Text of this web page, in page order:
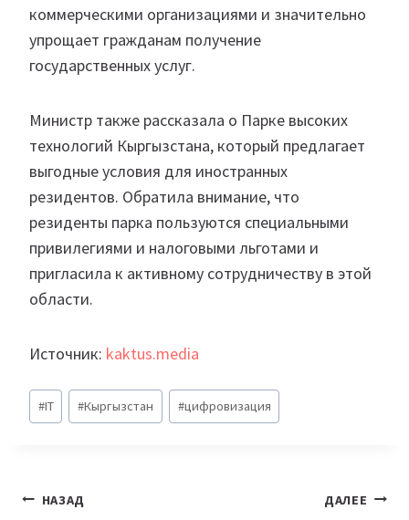
коммерческими организациями и значительно
упрощает гражданам получение
государственных услуг.
Министр также рассказала о Парке высоких
технологий Кыргызстана, который предлагает
выгодные условия для иностранных
резидентов. Обратила внимание, что
резиденты парка пользуются специальными
привилегиями и налоговыми льготами и
пригласила к активному сотрудничеству в этой
области.
Источник: kaktus.media
Метки
записи:
#IT #Кыргызстан #цифровизация
Навигация
НАЗАД ДАЛЕЕ